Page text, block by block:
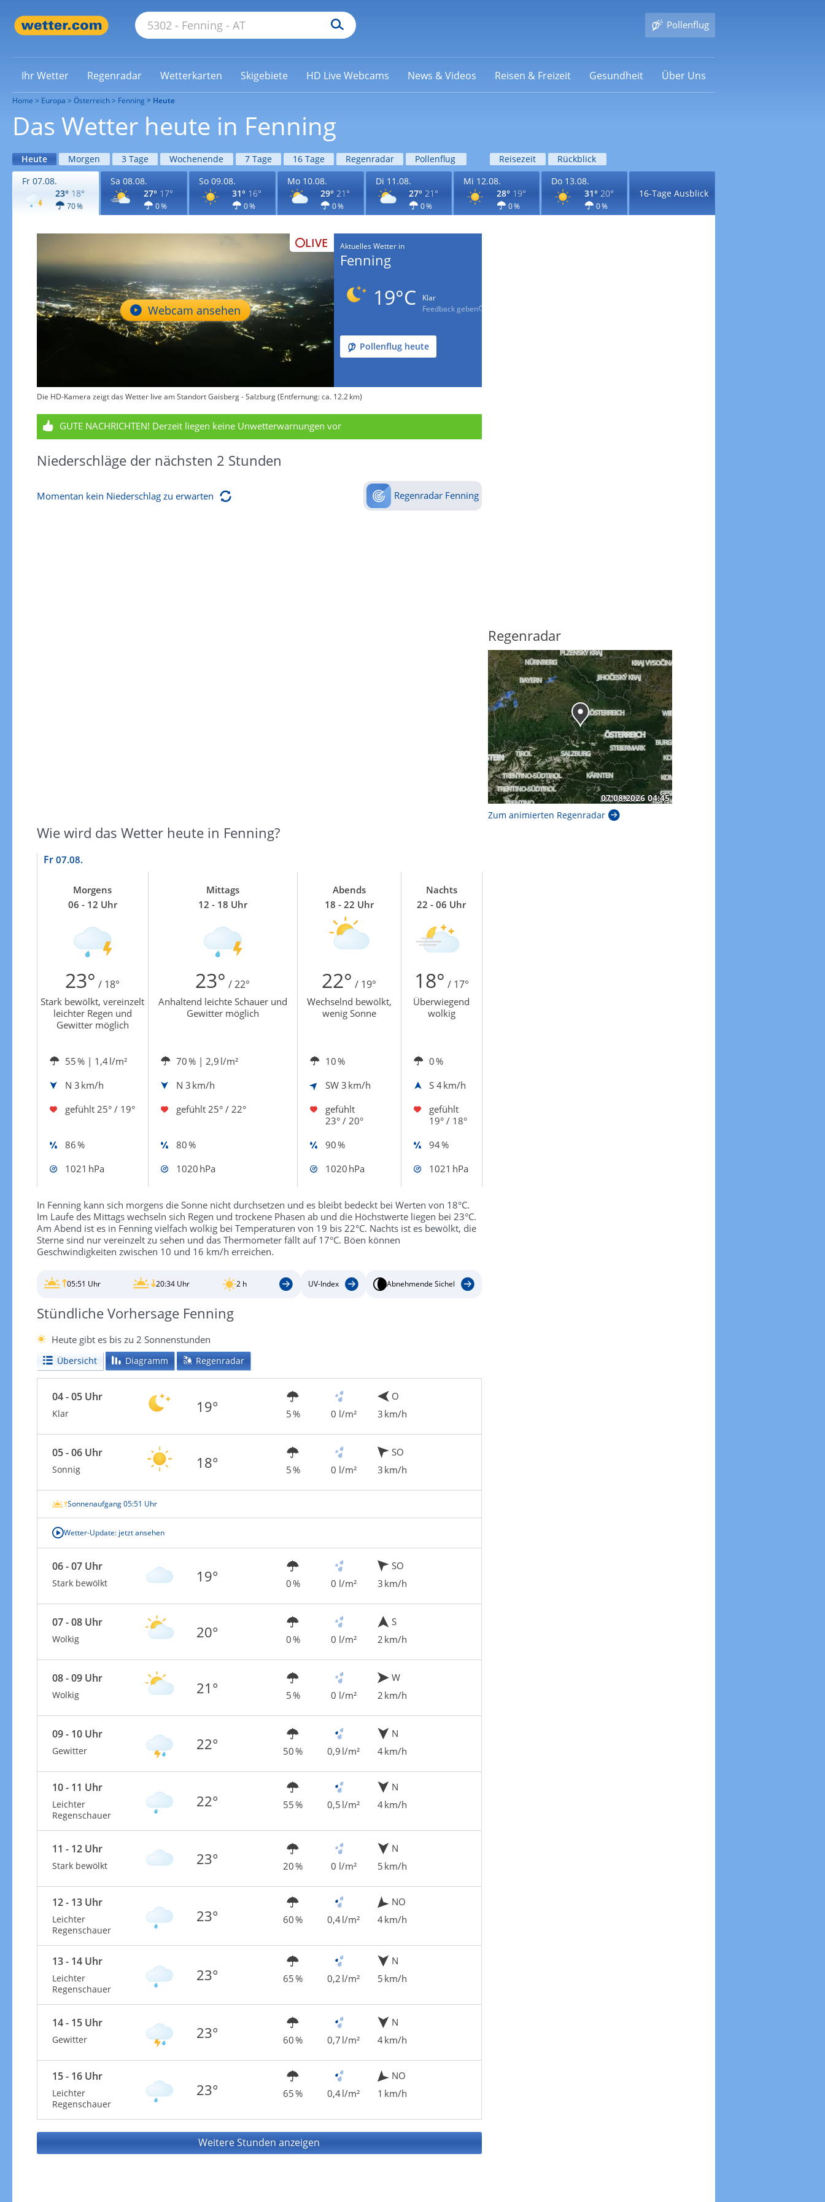
Pollenflug
Ihr Wetter Regenradar Wetterkarten Skigebiete HD Live Webcams News & Videos Reisen & Freizeit Gesundheit Über Uns
Home Europa Österreich Fenning Heute
Das Wetter heute in Fenning
Heute Morgen 3 Tage Wochenende 7 Tage 16 Tage Regenradar Pollenflug Reisezeit
Rückblick
Fr 07.08.
23° 18°
70 %
Sa 08.08.
27° 17°
0 %
So 09.08.
31° 16°
0 %
Mo 10.08.
29° 21°
0 %
Di 11.08.
27° 21°
0 %
Mi 12.08.
28° 19°
0 %
Do 13.08.
31° 20°
0 %
16-Tage Ausblick
LIVE
Webcam ansehen
Aktuelles Wetter in
Fenning
19°C
Klar
Feedback geben
Pollenflug heute
Die HD-Kamera zeigt das Wetter live am Standort Gaisberg - Salzburg (Entfernung: ca. 12.2 km)
GUTE NACHRICHTEN! Derzeit liegen keine Unwetterwarnungen vor
Niederschläge der nächsten 2 Stunden
Momentan kein Niederschlag zu erwarten Regenradar Fenning
Wie wird das Wetter heute in Fenning?
Fr 07.08.
Morgens
06 - 12 Uhr
Mittags
12 - 18 Uhr
Abends
18 - 22 Uhr
Nachts
22 - 06 Uhr
23° / 18° 23° / 22° 22° / 19° 18° / 17°
Stark bewölkt, vereinzelt
leichter Regen und
Gewitter möglich
Anhaltend leichte Schauer und
Gewitter möglich
Wechselnd bewölkt,
wenig Sonne
Überwiegend
wolkig
55 % | 1,4 l/m² 70 % | 2,9 l/m² 10 %
0 %
N 3 km/h N 3 km/h SW 3 km/h S 4 km/h
gefühlt 25° / 19° gefühlt 25° / 22°
gefühlt
23° / 20°
gefühlt
19° / 18°
86 %
80 % 90 %
94 %
1021 hPa
1020 hPa 1020 hPa 1021 hPa
In Fenning kann sich morgens die Sonne nicht durchsetzen und es bleibt bedeckt bei Werten von 18°C.
Im Laufe des Mittags wechseln sich Regen und trockene Phasen ab und die Höchstwerte liegen bei 23°C.
Am Abend ist es in Fenning vielfach wolkig bei Temperaturen von 19 bis 22°C. Nachts ist es bewölkt, die
Sterne sind nur vereinzelt zu sehen und das Thermometer fällt auf 17°C. Böen können
Geschwindigkeiten zwischen 10 und 16 km/h erreichen.
05:51 Uhr 20:34 Uhr 2 h UV-Index Abnehmende Sichel
Stündliche Vorhersage Fenning
Heute gibt es bis zu 2 Sonnenstunden
Übersicht Diagramm Regenradar
04 - 05 Uhr
Klar 19° 5 % 0 l/m²
O
3 km/h
05 - 06 Uhr
Sonnig 18° 5 % 0 l/m²
SO
3 km/h
Sonnenaufgang 05:51 Uhr
Wetter-Update: jetzt ansehen
06 - 07 Uhr
Stark bewölkt 19° 0 % 0 l/m²
SO
3 km/h
07 - 08 Uhr
Wolkig 20° 0 % 0 l/m²
S
2 km/h
08 - 09 Uhr
Wolkig 21° 5 % 0 l/m²
W
2 km/h
09 - 10 Uhr
Gewitter 22° 50 % 0,9 l/m²
N
4 km/h
10 - 11 Uhr
Leichter
Regenschauer
22° 55 % 0,5 l/m²
N
4 km/h
11 - 12 Uhr
Stark bewölkt 23° 20 % 0 l/m²
N
5 km/h
12 - 13 Uhr
Leichter
Regenschauer
23° 60 % 0,4 l/m²
NO
4 km/h
13 - 14 Uhr
Leichter
Regenschauer
23° 65 % 0,2 l/m²
N
5 km/h
14 - 15 Uhr
Gewitter 23° 60 % 0,7 l/m²
N
4 km/h
15 - 16 Uhr
Leichter
Regenschauer
23° 65 % 0,4 l/m²
NO
1 km/h
Weitere Stunden anzeigen
Regenradar
Zum animierten Regenradar